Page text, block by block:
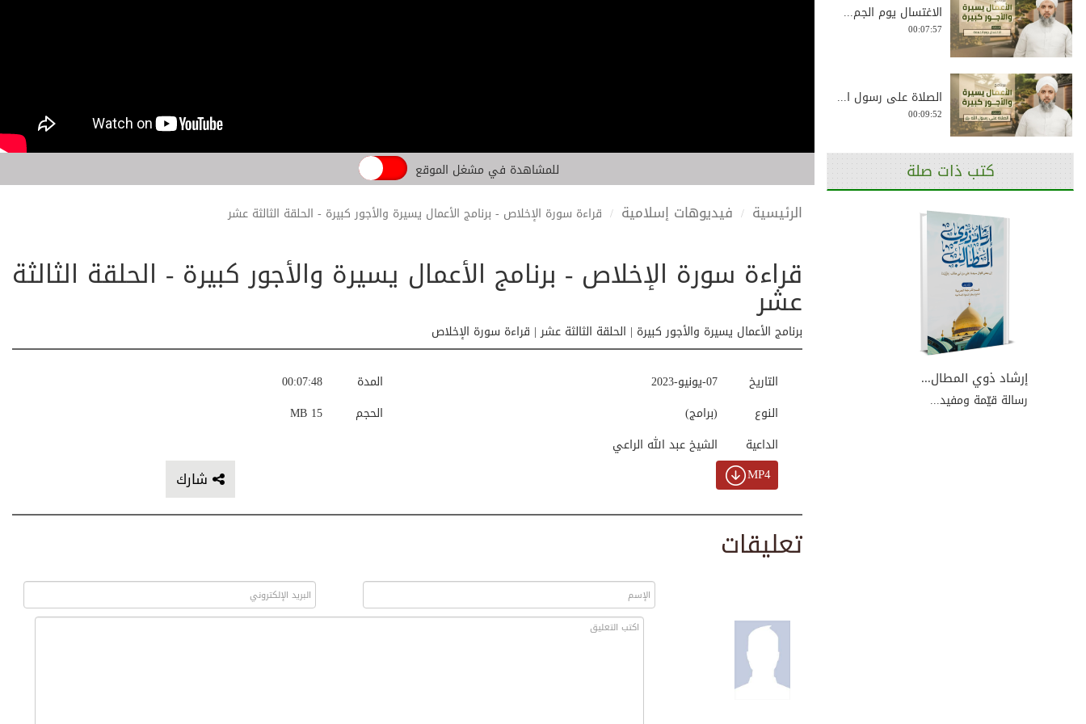
للمشاهدة في مشغل الموقع
الرئيسية فيديوهات إسلامية قراءة سورة الإخلاص - برنامج الأعمال يسيرة والأجور كبيرة - الحلقة الثالثة عشر
قراءة سورة الإخلاص - برنامج الأعمال يسيرة والأجور كبيرة - الحلقة الثالثة
عشر
برنامج الأعمال يسيرة والأجور كبيرة | الحلقة الثالثة عشر | قراءة سورة الإخلاص
00:07:48
المدة
15 MB
الحجم
07-يونيو-2023
التاريخ
(برامج)
النوع
الشيخ عبد الله الراعي
الداعية
شارك MP4
تعليقات
الاغتسال يوم الجم...
00:07:57
الصلاة على رسول ا...
00:09:52
المشي إلى المساجد...
دعاء القومة - برن...
برنامج الأعمال يس...
00:05:57
كتب ذات صلة
إرشاد ذوي المطال...
رسالة قيّمة ومفيد...